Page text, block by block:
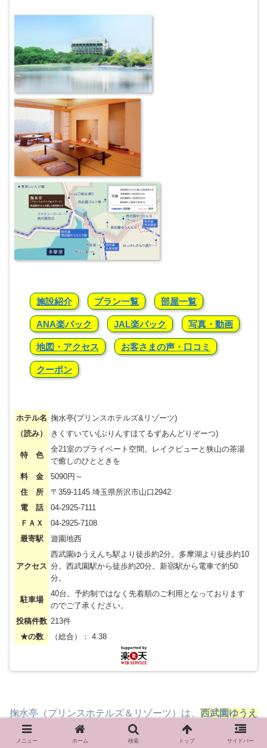
施設紹介 プラン一覧 部屋一覧
ANA楽パック JAL楽パック 写真・動画
地図・アクセス お客さまの声・口コミ
クーポン
ホテル名 掬水亭(プリンスホテルズ&リゾーツ)
（読み）
きくすいてい(ぷりんすほてるずあんどりぞーつ)
特 色
全21室のプライベート空間。レイクビューと狭山の茶湯
で癒しのひとときを
料 金
5090円～
住 所
〒359-1145 埼玉県所沢市山口2942
電 話
04-2925-7111
ＦＡＸ
04-2925-7108
最寄駅
遊園地西
アクセス
西武園ゆうえんち駅より徒歩約2分。多摩湖より徒歩約10
分。西武園駅から徒歩約20分。新宿駅から電車で約50
分。
駐車場
40台。予約制ではなく先着順のご利用となっております
のでご了承ください。
投稿件数 213件
★の数
（総合）： 4.38
掬水亭（プリンスホテルズ＆リゾーツ）は、 西武園ゆうえ
んちに一番近いホテル
です。
メニュー ホーム 検索 トップ サイドバー